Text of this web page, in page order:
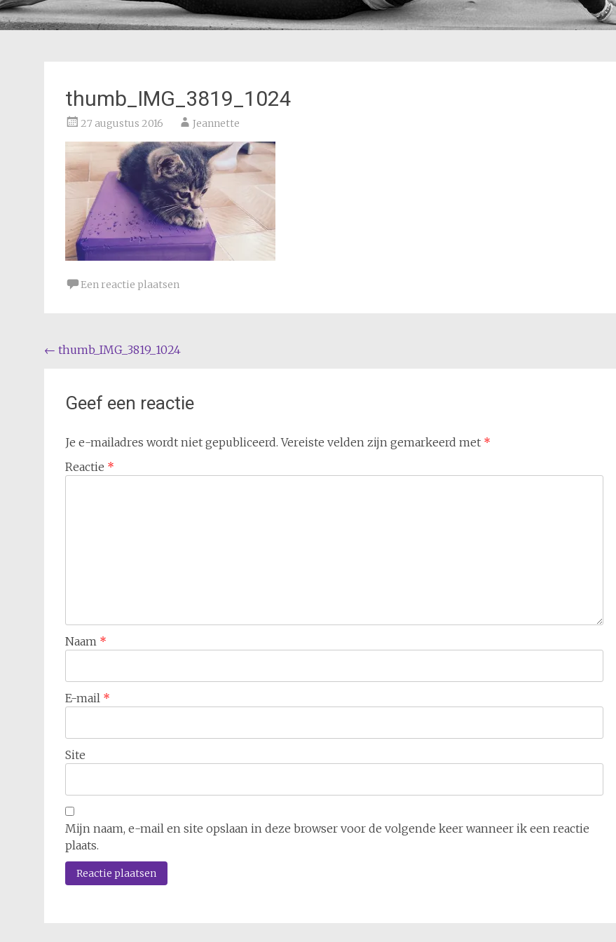
thumb_IMG_3819_1024
27 augustus 2016 Jeannette
Een reactie plaatsen
Bericht
← thumb_IMG_3819_1024
Geef een reactie
Je e-mailadres wordt niet gepubliceerd. Vereiste velden zijn gemarkeerd met *
Reactie *
Naam *
E-mail *
Site
Mijn naam, e-mail en site opslaan in deze browser voor de volgende keer wanneer ik een reactie
plaats.